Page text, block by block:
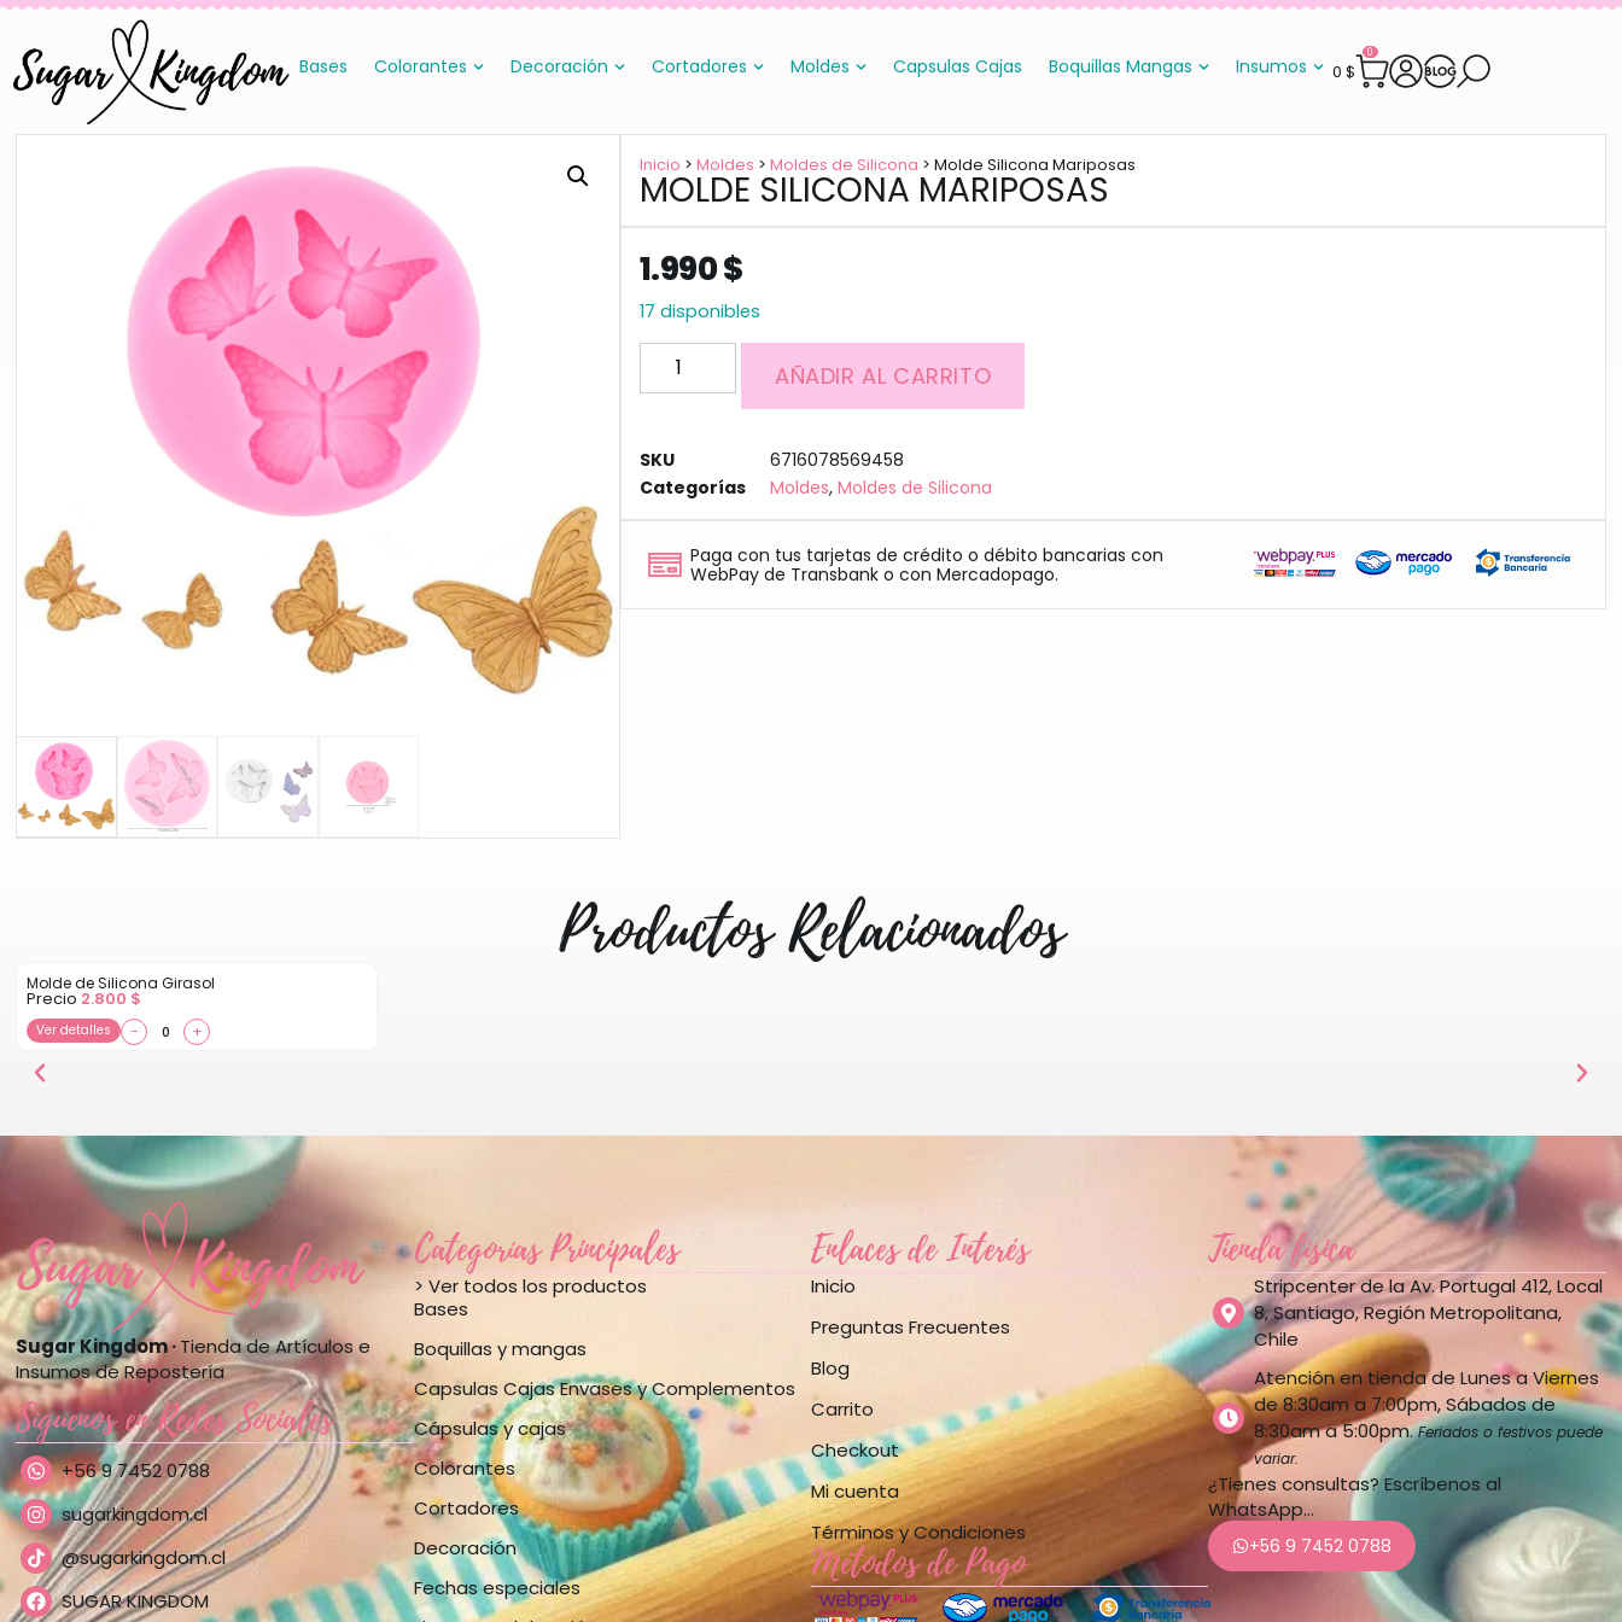
Bases Colorantes Decoración Cortadores Moldes Capsulas Cajas Boquillas Mangas Insumos 0 $
0
Inicio > Moldes > Moldes de Silicona > Molde Silicona Mariposas
MOLDE SILICONA MARIPOSAS
1.990$
17 disponibles
AÑADIR AL CARRITO
SKU
6716078569458
Categorías
Moldes, Moldes de Silicona
Paga con tus tarjetas de crédito o débito bancarias con
WebPay de Transbank o con Mercadopago.
Productos Relacionados
Molde de Silicona Girasol
Precio 2.800 $
Ver detalles − +
Sugar Kingdom ·Tienda de Artículos e
Insumos de Repostería
Síguenos en Redes Sociales
+56 9 7452 0788
sugarkingdom.cl
@sugarkingdom.cl
SUGAR KINGDOM
Categorías Principales
> Ver todos los productos
Bases
Boquillas y mangas
Capsulas Cajas Envases y Complementos
Cápsulas y cajas
Colorantes
Cortadores
Decoración
Fechas especiales
Enlaces de Interés
Inicio
Preguntas Frecuentes
Blog
Carrito
Checkout
Mi cuenta
Términos y Condiciones
Métodos de Pago
Tienda física
Stripcenter de la Av. Portugal 412, Local
8, Santiago, Región Metropolitana,
Chile
Atención en tienda de Lunes a Viernes
de 8:30am a 7:00pm, Sábados de
8:30am a 5:00pm.Feriados o festivos puede
variar.
¿Tienes consultas? Escríbenos al
WhatsApp…
+56 9 7452 0788